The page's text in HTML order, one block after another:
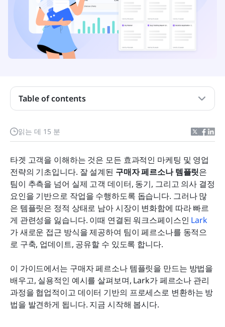
읽는 데 15 분
타겟 고객을 이해하는 것은 모든 효과적인 마케팅 및 영업
전략의 기초입니다. 잘 설계된 구매자 페르소나 템플릿은
팀이 추측을 넘어 실제 고객 데이터, 동기, 그리고 의사 결정
요인을 기반으로 작업을 수행하도록 돕습니다. 그러나 많
은 템플릿은 정적 상태로 남아 시장이 변화함에 따라 빠르
게 관련성을 잃습니다. 이때 연결된 워크스페이스인 Lark
가 새로운 접근 방식을 제공하여 팀이 페르소나를 동적으
로 구축, 업데이트, 공유할 수 있도록 합니다.
이 가이드에서는 구매자 페르소나 템플릿을 만드는 방법을
배우고, 실용적인 예시를 살펴보며, Lark가 페르소나 관리
과정을 협업적이고 데이터 기반의 프로세스로 변환하는 방
법을 발견하게 됩니다. 지금 시작해 봅시다.
Table of contents
왜 구매자 페르소나가 여전히 중요한가
단계별로 구매자 페르소나를 구축하는 방법
플릿
지
구매자 페르소나가 잘못되는 이유—그리고 이를 현
실적으로 유지하는 방법
결론
자주 묻는 질문
관련 읽기